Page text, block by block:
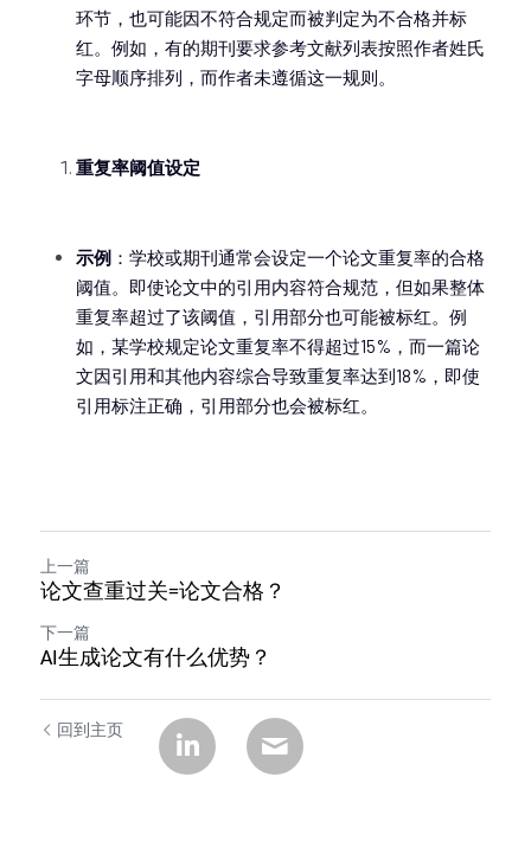
环节，也可能因不符合规定而被判定为不合格并标
红。例如，有的期刊要求参考文献列表按照作者姓氏
字母顺序排列，而作者未遵循这一规则。
重复率阈值设定
示例 ：学校或期刊通常会设定一个论文重复率的合格
阈值。即使论文中的引用内容符合规范，但如果整体
重复率超过了该阈值，引用部分也可能被标红。例
如，某学校规定论文重复率不得超过15%，而一篇论
文因引用和其他内容综合导致重复率达到18%，即使
引用标注正确，引用部分也会被标红。
上一篇
论文查重过关=论文合格？
下一篇
AI生成论文有什么优势？
回到主页